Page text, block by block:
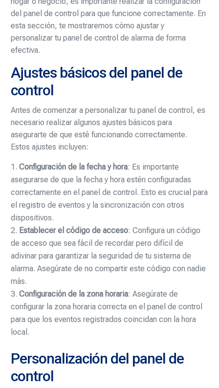
del panel de control para que funcione correctamente. En
esta sección, te mostraremos cómo ajustar y
personalizar tu panel de control de alarma de forma
efectiva.
Ajustes básicos del panel de
control
Antes de comenzar a personalizar tu panel de control, es
necesario realizar algunos ajustes básicos para
asegurarte de que esté funcionando correctamente.
Estos ajustes incluyen:
Configuración de la fecha y hora: Es importante
asegurarse de que la fecha y hora estén configuradas
correctamente en el panel de control. Esto es crucial para
el registro de eventos y la sincronización con otros
dispositivos.
Establecer el código de acceso: Configura un código
de acceso que sea fácil de recordar pero difícil de
adivinar para garantizar la seguridad de tu sistema de
alarma. Asegúrate de no compartir este código con nadie
más.
Configuración de la zona horaria: Asegúrate de
configurar la zona horaria correcta en el panel de control
para que los eventos registrados coincidan con la hora
local.
Personalización del panel de
control